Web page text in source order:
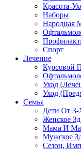
Красота-
Наборы
Народная
Спорт
Лечение
Курсовой
Уход
Уход
Семья
Дети От
Женское
Мама И
Мужское
Сезон,